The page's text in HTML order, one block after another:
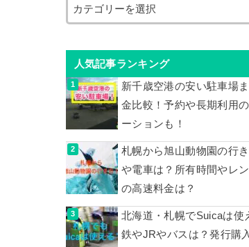
人気記事ランキング
新千歳空港の安い駐車場
金比較！予約や長期利用
ーションも！
札幌から旭山動物園の行
や電車は？所有時間やレ
の高速料金は？
北海道・札幌でSuicaは使
鉄やJRやバスは？発行購